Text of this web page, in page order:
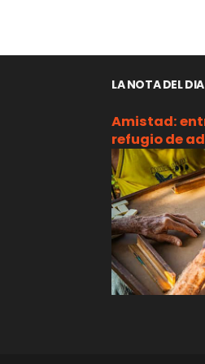
LA NOTA DEL DIA
Amistad:
refugio de